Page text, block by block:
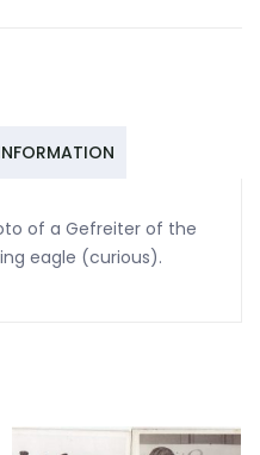
of a Gefreiter of the
eagle (curious).